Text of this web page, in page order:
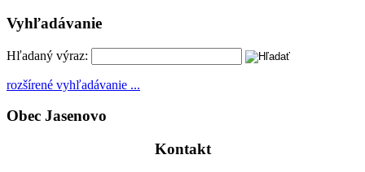
Vyhľadávanie
Hľadaný výraz:
rozšírené vyhľadávanie ...
Obec Jasenovo
Kontakt